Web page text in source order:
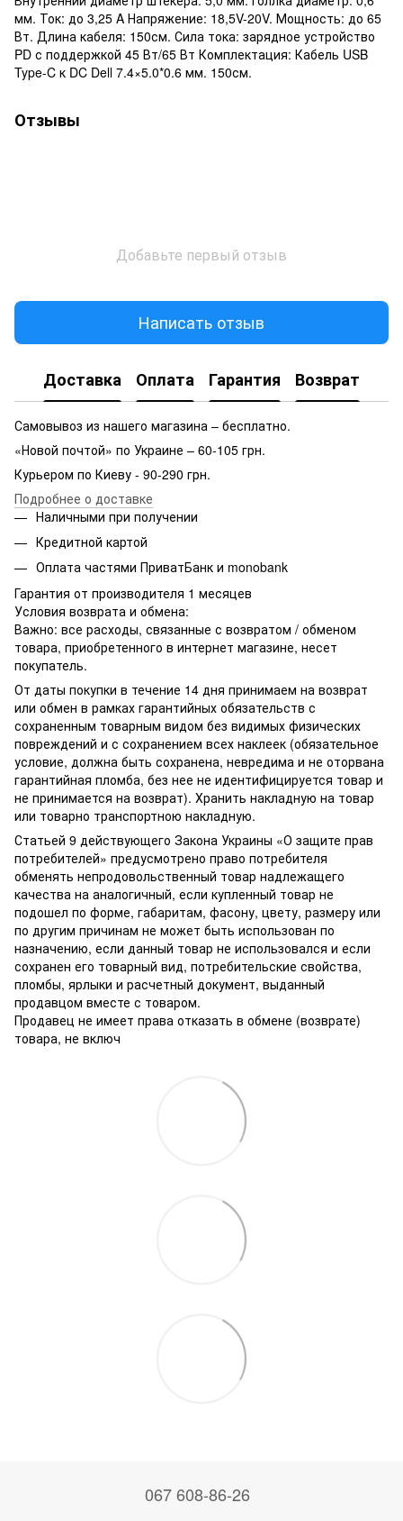
мм. Ток: до 3,25 A Напряжение: 18,5V-20V. Мощность: до 65
Вт. Длина кабеля: 150см. Сила тока: зарядное устройство
PD с поддержкой 45 Вт/65 Вт Комплектация: Кабель USB
Type-C к DC Dell 7.4×5.0*0.6 мм. 150см.
Отзывы
Добавьте первый отзыв
Написать отзыв
Доставка Оплата Гарантия Возврат
Самовывоз из нашего магазина – бесплатно.
«Новой почтой» по Украине – 60-105 грн.
Курьером по Киеву - 90-290 грн.
Подробнее о доставке
Наличными при получении
Кредитной картой
Оплата частями ПриватБанк и monobank
Гарантия от производителя 1 месяцев
Условия возврата и обмена:
Важно: все расходы, связанные с возвратом / обменом
товара, приобретенного в интернет магазине, несет
покупатель.
От даты покупки в течение 14 дня принимаем на возврат
или обмен в рамках гарантийных обязательств с
сохраненным товарным видом без видимых физических
повреждений и с сохранением всех наклеек (обязательное
условие, должна быть сохранена, невредима и не оторвана
гарантийная пломба, без нее не идентифицируется товар и
не принимается на возврат). Хранить накладную на товар
или товарно транспортною накладную.
Статьей 9 действующего Закона Украины «О защите прав
потребителей» предусмотрено право потребителя
обменять непродовольственный товар надлежащего
качества на аналогичный, если купленный товар не
подошел по форме, габаритам, фасону, цвету, размеру или
по другим причинам не может быть использован по
назначению, если данный товар не использовался и если
сохранен его товарный вид, потребительские свойства,
пломбы, ярлыки и расчетный документ, выданный
продавцом вместе с товаром.
Продавец не имеет права отказать в обмене (возврате)
товара, не включ
067 608-86-26